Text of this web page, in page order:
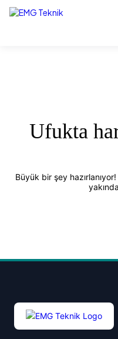
Ufukta
Büyük bir şey